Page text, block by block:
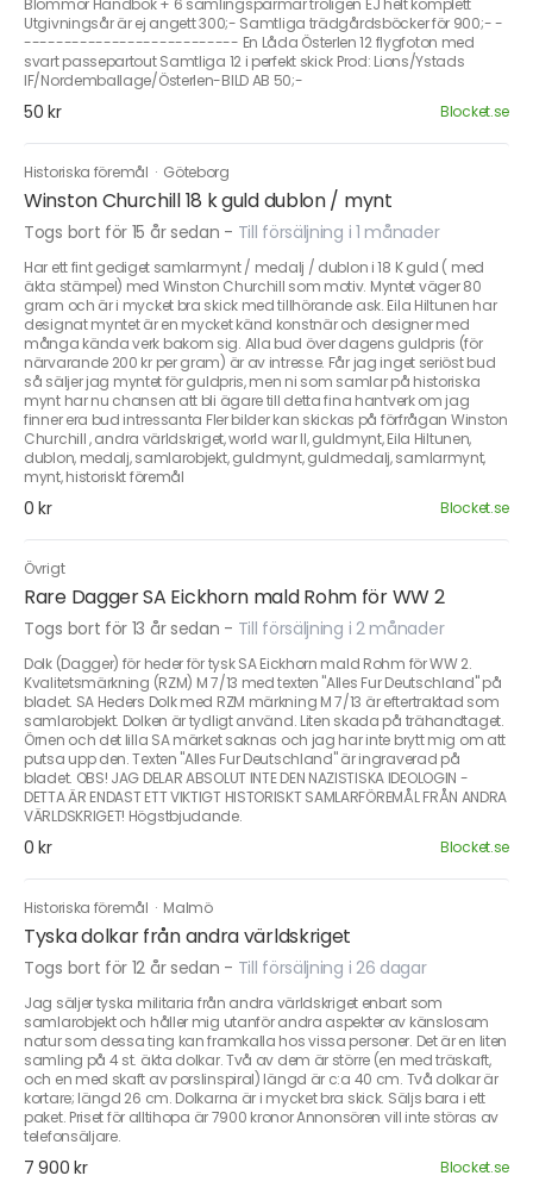
Blommor Handbok + 6 samlingspärmar troligen EJ helt komplett
Utgivningsår är ej angett 300;- Samtliga trädgårdsböcker för 900;- -
--------------------------- En Låda Österlen 12 flygfoton med
svart passepartout Samtliga 12 i perfekt skick Prod: Lions/Ystads
IF/Nordemballage/Österlen-BILD AB 50;-
50 kr Blocket.se
Historiska föremål · Göteborg
Winston Churchill 18 k guld dublon / mynt
Togs bort för 15 år sedan - Till försäljning i 1 månader
Har ett fint gediget samlarmynt / medalj / dublon i 18 K guld ( med
äkta stämpel) med Winston Churchill som motiv. Myntet väger 80
gram och är i mycket bra skick med tillhörande ask. Eila Hiltunen har
designat myntet är en mycket känd konstnär och designer med
många kända verk bakom sig. Alla bud över dagens guldpris (för
närvarande 200 kr per gram) är av intresse. Får jag inget seriöst bud
så säljer jag myntet för guldpris, men ni som samlar på historiska
mynt har nu chansen att bli ägare till detta fina hantverk om jag
finner era bud intressanta Fler bilder kan skickas på förfrågan Winston
Churchill , andra världskriget, world war II, guldmynt, Eila Hiltunen,
dublon, medalj, samlarobjekt, guldmynt, guldmedalj, samlarmynt,
mynt, historiskt föremål
0 kr Blocket.se
Övrigt
Rare Dagger SA Eickhorn mald Rohm för WW 2
Togs bort för 13 år sedan - Till försäljning i 2 månader
Dolk (Dagger) för heder för tysk SA Eickhorn mald Rohm för WW 2.
Kvalitetsmärkning (RZM) M 7/13 med texten "Alles Fur Deutschland" på
bladet. SA Heders Dolk med RZM märkning M 7/13 är eftertraktad som
samlarobjekt. Dolken är tydligt använd. Liten skada på trähandtaget.
Örnen och det lilla SA märket saknas och jag har inte brytt mig om att
putsa upp den. Texten "Alles Fur Deutschland" är ingraverad på
bladet. OBS! JAG DELAR ABSOLUT INTE DEN NAZISTISKA IDEOLOGIN -
DETTA ÄR ENDAST ETT VIKTIGT HISTORISKT SAMLARFÖREMÅL FRÅN ANDRA
VÄRLDSKRIGET! Högstbjudande.
0 kr Blocket.se
Historiska föremål · Malmö
Tyska dolkar från andra världskriget
Togs bort för 12 år sedan - Till försäljning i 26 dagar
Jag säljer tyska militaria från andra världskriget enbart som
samlarobjekt och håller mig utanför andra aspekter av känslosam
natur som dessa ting kan framkalla hos vissa personer. Det är en liten
samling på 4 st. äkta dolkar. Två av dem är större (en med träskaft,
och en med skaft av porslinspiral) längd är c:a 40 cm. Två dolkar är
kortare; längd 26 cm. Dolkarna är i mycket bra skick. Säljs bara i ett
paket. Priset för alltihopa är 7900 kronor Annonsören vill inte störas av
telefonsäljare.
7 900 kr Blocket.se